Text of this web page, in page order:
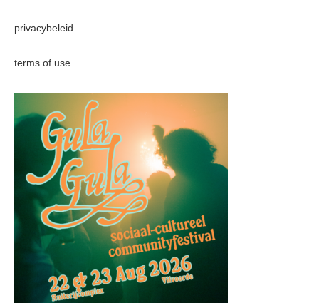
privacybeleid
terms of use